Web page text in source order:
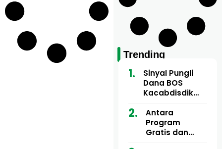
Trending
Sinyal Pungli
Dana BOS
Kacabdisdik
Mencuat, 84
Sekolah Wajib
Setor
Antara
Program
Gratis dan